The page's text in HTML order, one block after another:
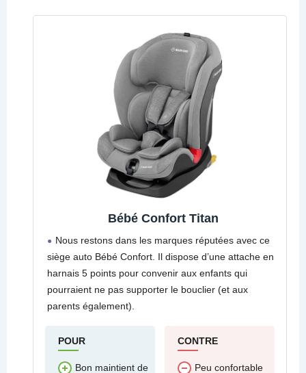
Bébé Confort Titan
Nous restons dans les marques réputées avec ce
siège auto Bébé Confort. Il dispose d’une attache en
harnais 5 points pour convenir aux enfants qui
pourraient ne pas supporter le bouclier (et aux
parents également).
POUR
Bon maintient de
CONTRE
Peu confortable